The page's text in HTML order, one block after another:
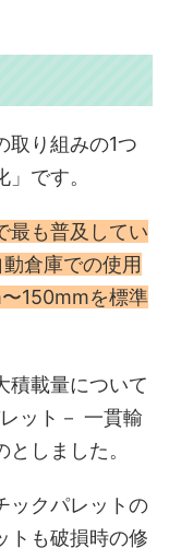
取り組みの1つ
です。
最も普及してい
倉庫での使用
150mmを標準
積載量について
ット－ 一貫輸
しました。
ックパレットの
トも破損時の修